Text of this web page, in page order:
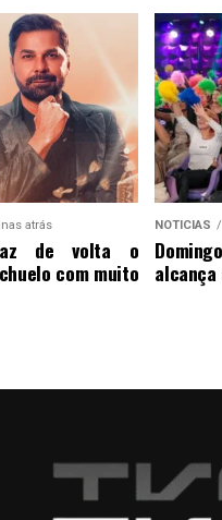
atrás
de volta o
com muito
NOTICIAS